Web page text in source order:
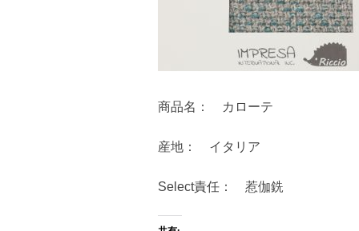
商品名： カローテ
産地： イタリア
Select責任： 惹伽銑